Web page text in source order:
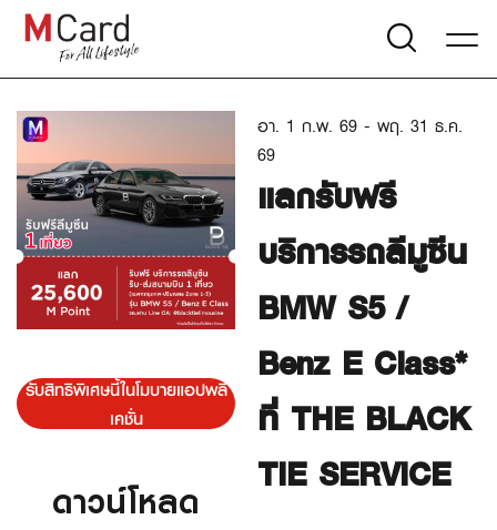
รับสิทธิพิเศษนี้ในโมบายแอปพลิ
เคชั่น
ดาวน์โหลด
อา. 1 ก.พ. 69 - พฤ. 31 ธ.ค.
69
แลกรับฟรี
บริการรถลีมูซีน
BMW S5 /
Benz E Class*
ที่ THE BLACK
TIE SERVICE